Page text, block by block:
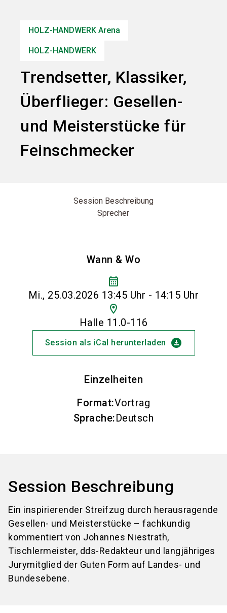
HOLZ-HANDWERK Arena
HOLZ-HANDWERK
Trendsetter, Klassiker,
Überflieger: Gesellen-
und Meisterstücke für
Feinschmecker
Session Beschreibung
Sprecher
Wann & Wo
calendar_month
Mi., 25.03.2026 13:45 Uhr - 14:15 Uhr
location_on
Halle 11.0-116
Session als iCal herunterladen download_for_offline
Einzelheiten
Format:Vortrag
Sprache:Deutsch
Session Beschreibung
Ein inspirierender Streifzug durch herausragende
Gesellen- und Meisterstücke – fachkundig
kommentiert von Johannes Niestrath,
Tischlermeister, dds-Redakteur und langjähriges
Jurymitglied der Guten Form auf Landes- und
Bundesebene.